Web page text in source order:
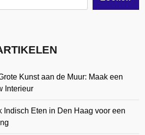
Kunst aan de Muur: Maak een
Interieur
Indisch Eten in Den Haag voor een